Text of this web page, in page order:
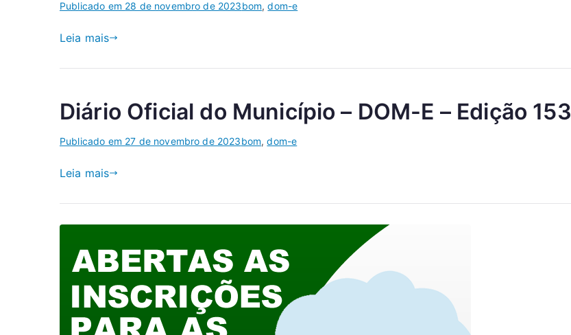
Publicado em 28 de novembro de 2023bom,dom-e
Leia mais
Diário Oficial do Município – DOM-E – Edição 153
Publicado em 27 de novembro de 2023bom,dom-e
Leia mais